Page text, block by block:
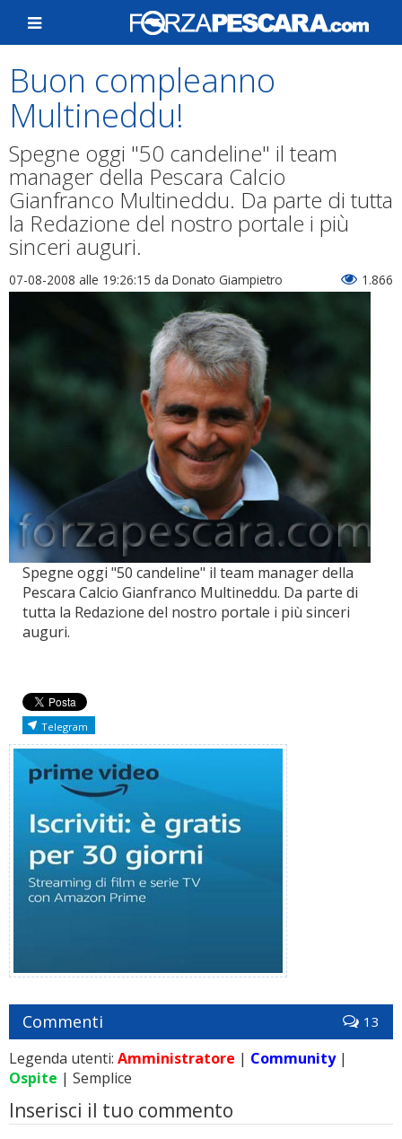
Buon compleanno
Multineddu!
Spegne oggi "50 candeline" il team
manager della Pescara Calcio
Gianfranco Multineddu. Da parte di tutta
la Redazione del nostro portale i più
sinceri auguri.
07-08-2008 alle 19:26:15 da Donato Giampietro 1.866
Spegne oggi "50 candeline" il team manager della
Pescara Calcio Gianfranco Multineddu. Da parte di
tutta la Redazione del nostro portale i più sinceri
auguri.
Telegram
Commenti 13
Legenda utenti: Amministratore | Community|
Ospite | Semplice
Inserisci il tuo commento